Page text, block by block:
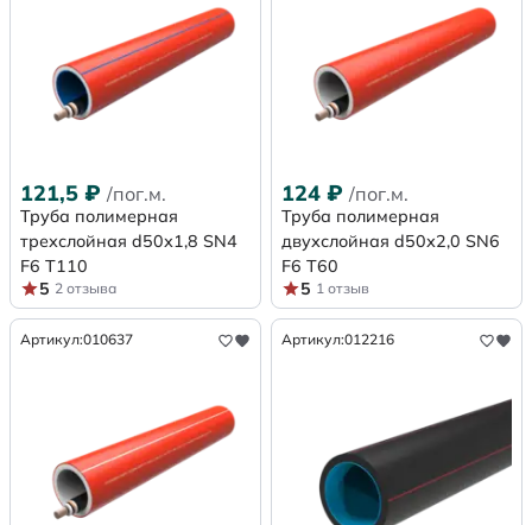
121,5 ₽ /пог.м.
Труба полимерная
трехслойная d50х1,8 SN4
F6 Т110
5 2 отзыва
124 ₽ /пог.м.
Труба полимерная
двухслойная d50х2,0 SN6
F6 Т60
5 1 отзыв
Артикул:010637 Артикул:012216